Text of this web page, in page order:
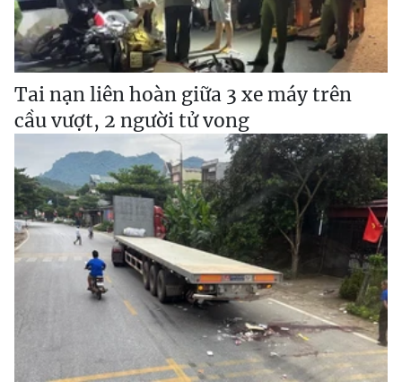
Tai nạn liên hoàn giữa 3 xe máy trên
cầu vượt, 2 người tử vong